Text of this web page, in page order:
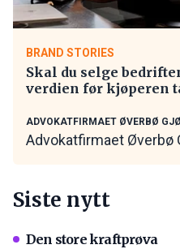
BRAND STORIES
Skal du selge
verdien før kjøperen
ADVOKATFIRMAET ØVERBØ
Advokatfirmaet Øverbø
Siste nytt
Den store kraftprøva